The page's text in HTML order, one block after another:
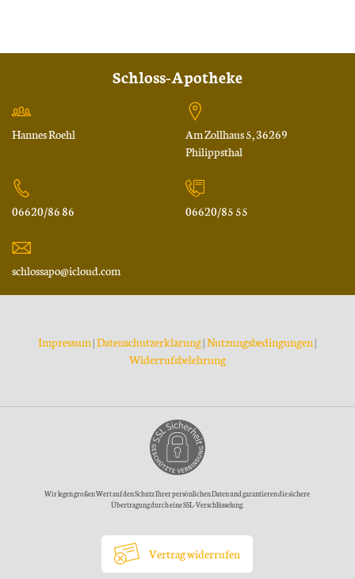
Schloss-Apotheke
Hannes Roehl
Am Zollhaus 5, 36269
Philippsthal
06620/86 86 06620/85 55
schlossapo@icloud.com
Impressum|Datenschutzerklärung|Nutzungsbedingungen|
Widerrufsbelehrung
Wir legen großen Wert auf den Schutz Ihrer persönlichen Daten und garantieren die sichere
Übertragung durch eine SSL-Verschlüsselung.
Vertrag widerrufen